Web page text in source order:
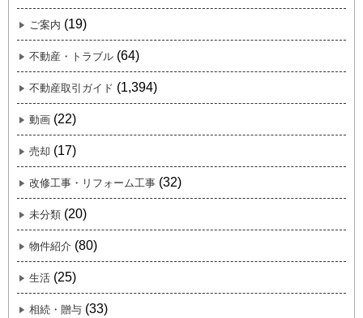
ご案内 (19)
不動産・トラブル (64)
不動産取引ガイド (1,394)
動画 (22)
売却 (17)
改修工事・リフォーム工事 (32)
未分類 (20)
物件紹介 (80)
生活 (25)
相続・贈与 (33)